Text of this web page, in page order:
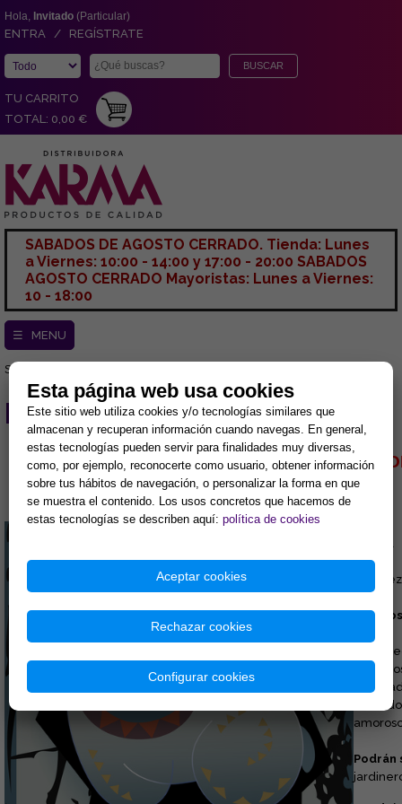
Hola, Invitado (Particular)
ENTRA / REGÍSTRATE
TU CARRITO
TOTAL: 0,00 €
SABADOS DE AGOSTO CERRADO. Tienda: Lunes
a Viernes: 10:00 - 14:00 y 17:00 - 20:00 SABADOS
AGOSTO CERRADO Mayoristas: Lunes a Viernes:
10 - 18:00
☰ MENU
Sección actual:
PREDICCIONES
TU
CABRA
Podrán
Esta página web usa cookies
Este sitio web utiliza cookies y/o tecnologías similares que
almacenan y recuperan información cuando navegas. En general,
estas tecnologías pueden servir para finalidades muy diversas,
como, por ejemplo, reconocerte como usuario, obtener información
sobre tus hábitos de navegación, o personalizar la forma en que
se muestra el contenido. Los usos concretos que hacemos de
estas tecnologías se describen aquí: política de cookies
Aceptar cookies
Rechazar cookies
Configurar cookies